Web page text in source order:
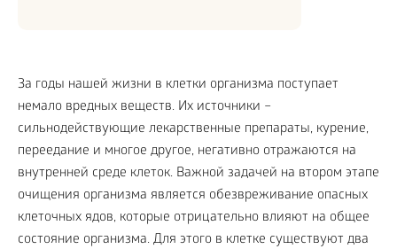
За годы нашей жизни в клетки организма поступает
немало вредных веществ. Их источники –
сильнодействующие лекарственные препараты, курение,
переедание и многое другое, негативно отражаются на
внутренней среде клеток. Важной задачей на втором этапе
очищения организма является обезвреживание опасных
клеточных ядов, которые отрицательно влияют на общее
состояние организма. Для этого в клетке существуют два